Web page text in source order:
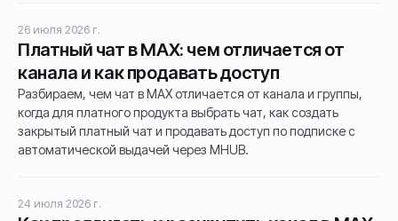
26 июля 2026 г.
Платный чат в MAX: чем отличается от
канала и как продавать доступ
Разбираем, чем чат в MAX отличается от канала и группы,
когда для платного продукта выбрать чат, как создать
закрытый платный чат и продавать доступ по подписке с
автоматической выдачей через MHUB.
24 июля 2026 г.